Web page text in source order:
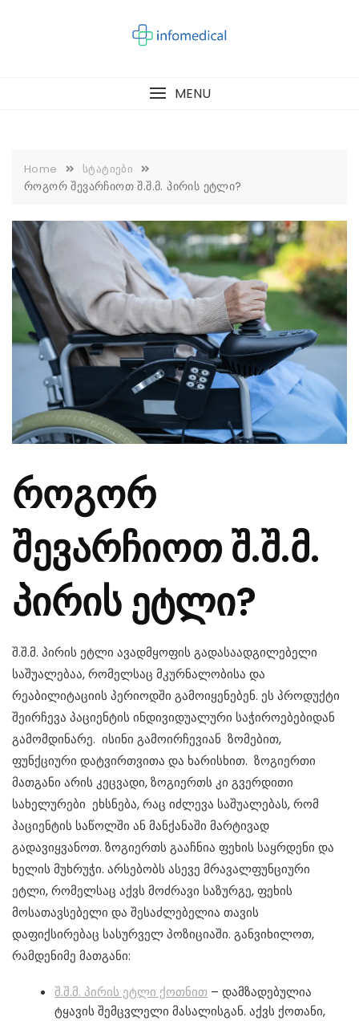
MENU
Home სტატიები
როგორ შევარჩიოთ შ.შ.მ. პირის ეტლი?
როგორ
შევარჩიოთ შ.შ.მ.
პირის ეტლი?
შ.შ.მ. პირის ეტლი ავადმყოფის გადასაადგილებელი
საშუალებაა, რომელსაც მკურნალობისა და
რეაბილიტაციის პერიოდში გამოიყენებენ. ეს პროდუქტი
შეირჩევა პაციენტის ინდივიდუალური საჭიროებებიდან
გამომდინარე. ისინი გამოირჩევიან ზომებით,
ფუნქციური დატვირთვითა და ხარისხით. ზოგიერთი
მათგანი არის კეცვადი, ზოგიერთს კი გვერდითი
სახელურები ეხსნება, რაც იძლევა საშუალებას, რომ
პაციენტის საწოლში ან მანქანაში მარტივად
გადავიყვანოთ. ზოგიერთს გააჩნია ფეხის საყრდენი და
ხელის მუხრუჭი. არსებობს ასევე მრავალფუნციური
ეტლი, რომელსაც აქვს მოძრავი საზურგე, ფეხის
მოსათავსებელი და შესაძლებელია თავის
დაფიქსირებაც სასურველ პოზიციაში. განვიხილოთ,
რამდენიმე მათგანი:
შ.შ.მ. პირის ეტლი ქოთნით – დამზადებულია
ტყავის შემცვლელი მასალისგან. აქვს ქოთანი,